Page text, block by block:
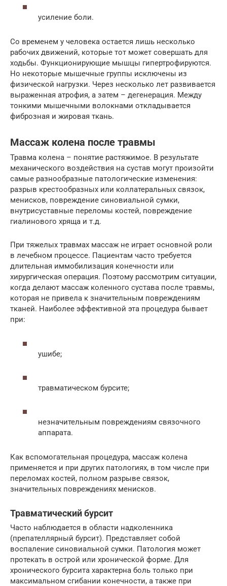
усиление боли.
Со временем у человека остается лишь несколько
рабочих движений, которые тот может совершать для
ходьбы. Функционирующие мышцы гипертрофируются.
Но некоторые мышечные группы исключены из
физической нагрузки. Через несколько лет развивается
выраженная атрофия, а затем – дегенерация. Между
тонкими мышечными волокнами откладывается
фиброзная и жировая ткань.
Массаж колена после травмы
Травма колена – понятие растяжимое. В результате
механического воздействия на сустав могут произойти
самые разнообразные патологические изменения:
разрыв крестообразных или коллатеральных связок,
менисков, повреждение синовиальной сумки,
внутрисуставные переломы костей, повреждение
гиалинового хряща и т.д.
При тяжелых травмах массаж не играет основной роли
в лечебном процессе. Пациентам часто требуется
длительная иммобилизация конечности или
хирургическая операция. Поэтому рассмотрим ситуации,
когда делают массаж коленного сустава после травмы,
которая не привела к значительным повреждениям
тканей. Наиболее эффективной эта процедура бывает
при:
ушибе;
травматическом бурсите;
незначительным повреждениям связочного
аппарата.
Как вспомогательная процедура, массаж колена
применяется и при других патологиях, в том числе при
переломах костей, полном разрыве связок,
значительных повреждениях менисков.
Травматический бурсит
Часто наблюдается в области надколенника
(препателлярный бурсит). Представляет собой
воспаление синовиальной сумки. Патология может
протекать в острой или хронической форме. Для
хронического бурсита характерна боль только при
максимальном сгибании конечности, а также при